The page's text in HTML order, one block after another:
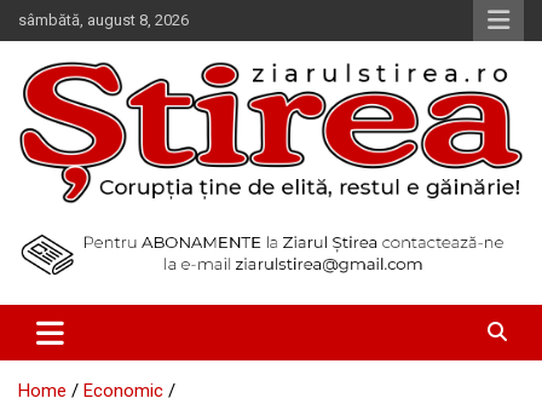
Skip
to
content
sâmbătă, august 8, 2026
Ziarul Știrea
Home
Economic